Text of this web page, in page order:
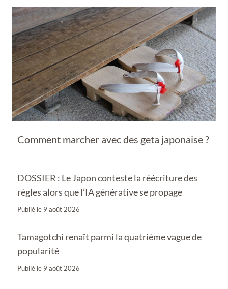
Comment marcher avec des geta japonaise ?
DOSSIER : Le Japon conteste la réécriture des
règles alors que l’IA générative se propage
Publié le 9 août 2026
Tamagotchi renaît parmi la quatrième vague de
popularité
Publié le 9 août 2026